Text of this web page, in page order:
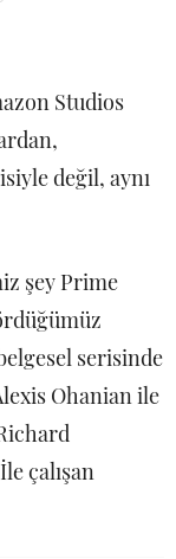
Studios
değil, aynı
şey Prime
serisinde
Ohanian ile
çalışan